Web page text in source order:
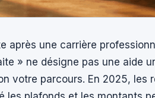
après une carrière
» ne désigne pas une aide
votre parcours. En 2025, les